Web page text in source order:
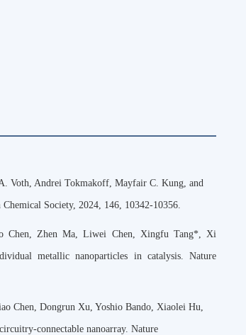
Voth, Andrei Tokmakoff, Mayfair C. Kung, and
Society, 2024, 146, 10342-10356.
Chen, Zhen Ma, Liwei Chen, Xingfu Tang*, Xi
metallic nanoparticles in catalysis. Nature
Chen, Dongrun Xu, Yoshio Bando, Xiaolei Hu,
connectable nanoarray. Nature